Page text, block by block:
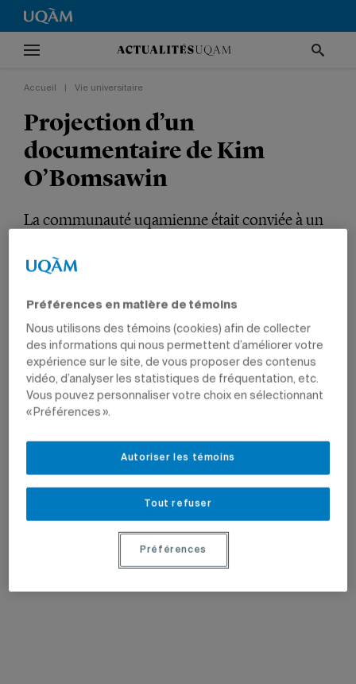
Accueil Vie universitaire
Projection d’un
documentaire de Kim
O’Bomsawin
La communauté uqamienne était conviée à un
spécialistes en psychologie.
VIE UNIVERSITAIRE CULTURE
ÉQUITÉ, DIVERSITÉ, INCLUSION
Préférences en matière de témoins
Nous utilisons des témoins (cookies) afin de collecter
des informations qui nous permettent d’améliorer votre
expérience sur le site, de vous proposer des contenus
vidéo, d’analyser les statistiques de fréquentation, etc.
Vous pouvez personnaliser votre choix en sélectionnant
« Préférences ».
Tout refuser
Autoriser les témoins
Préférences